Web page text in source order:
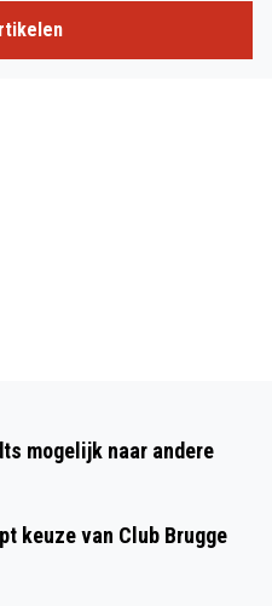
mogelijk naar andere
keuze van Club Brugge